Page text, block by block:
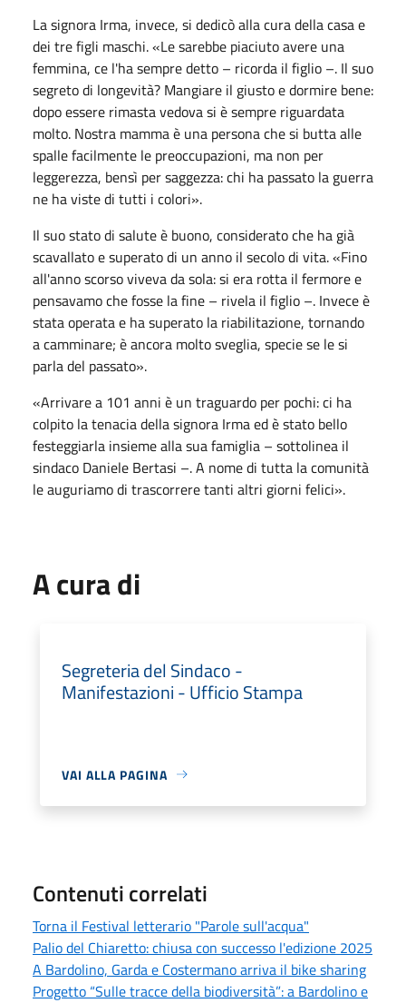
La signora Irma, invece, si dedicò alla cura della casa e
dei tre figli maschi. «Le sarebbe piaciuto avere una
femmina, ce l'ha sempre detto – ricorda il figlio –. Il suo
segreto di longevità? Mangiare il giusto e dormire bene:
dopo essere rimasta vedova si è sempre riguardata
molto. Nostra mamma è una persona che si butta alle
spalle facilmente le preoccupazioni, ma non per
leggerezza, bensì per saggezza: chi ha passato la guerra
ne ha viste di tutti i colori».
Il suo stato di salute è buono, considerato che ha già
scavallato e superato di un anno il secolo di vita. «Fino
all'anno scorso viveva da sola: si era rotta il fermore e
pensavamo che fosse la fine – rivela il figlio –. Invece è
stata operata e ha superato la riabilitazione, tornando
a camminare; è ancora molto sveglia, specie se le si
parla del passato».
«Arrivare a 101 anni è un traguardo per pochi: ci ha
colpito la tenacia della signora Irma ed è stato bello
festeggiarla insieme alla sua famiglia – sottolinea il
sindaco Daniele Bertasi –. A nome di tutta la comunità
le auguriamo di trascorrere tanti altri giorni felici».
A cura di
Segreteria del Sindaco -
Manifestazioni - Ufficio Stampa
VAI ALLA PAGINA
Contenuti correlati
Torna il Festival letterario "Parole sull'acqua"
Palio del Chiaretto: chiusa con successo l'edizione 2025
A Bardolino, Garda e Costermano arriva il bike sharing
Progetto “Sulle tracce della biodiversità”: a Bardolino e